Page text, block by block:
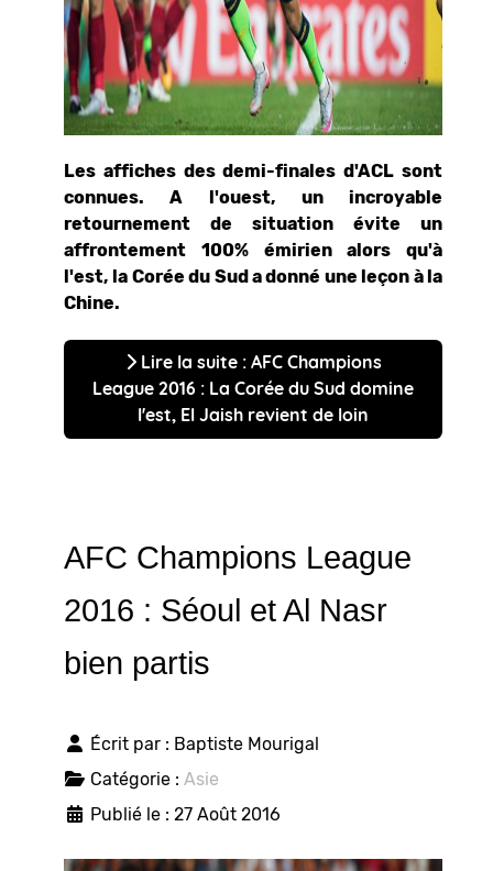
Les affiches des demi-finales d'ACL sont
connues. A l'ouest, un incroyable
retournement de situation évite un
affrontement 100% émirien alors qu'à
l'est, la Corée du Sud a donné une leçon à la
Chine.
Lire la suite : AFC Champions
League 2016 : La Corée du Sud domine
l'est, El Jaish revient de loin
AFC Champions League
2016 : Séoul et Al Nasr
bien partis
Écrit par : Baptiste Mourigal
Catégorie : Asie
Publié le : 27 Août 2016